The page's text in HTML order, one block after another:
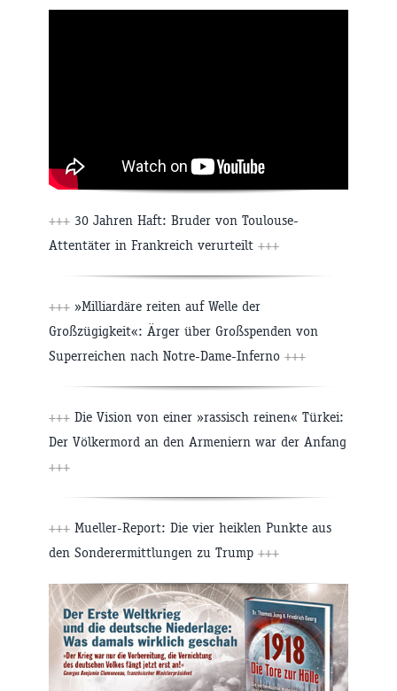
+++ 30 Jahren Haft: Bruder von Toulouse-
Attentäter in Frankreich verurteilt +++
+++ »Milliardäre reiten auf Welle der
Großzügigkeit«: Ärger über Großspenden von
Superreichen nach Notre-Dame-Inferno +++
+++ Die Vision von einer »rassisch reinen« Türkei:
Der Völkermord an den Armeniern war der Anfang
+++
+++ Mueller-Report: Die vier heiklen Punkte aus
den Sonderermittlungen zu Trump +++